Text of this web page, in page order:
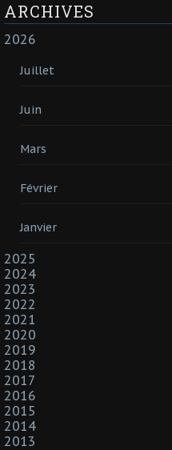
ARCHIVES
2026
Juillet
Juin
Mars
Février
Janvier
2025
2024
2023
2022
2021
2020
2019
2018
2017
2016
2015
2014
2013